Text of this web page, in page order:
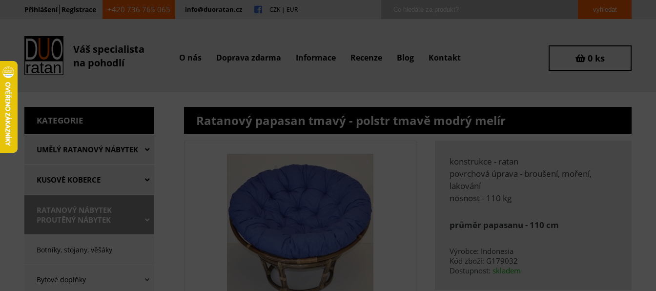
Přihlášení Registrace +420 736 765 065 info@duoratan.cz CZK | EUR
Váš specialista
na pohodlí
O nás Doprava zdarma Informace Recenze Blog Kontakt 0 ks
KATEGORIE
UMĚLÝ RATANOVÝ NÁBYTEK
KUSOVÉ KOBERCE
RATANOVÝ NÁBYTEK
PROUTĚNÝ NÁBYTEK
Botníky, stojany, věšáky
Bytové doplňky
Ratanový papasan tmavý - polstr tmavě modrý melír
konstrukce - ratan
povrchová úprava - broušení, moření,
lakování
nosnost - 110 kg
průměr papasanu - 110 cm
Výrobce: Indonesia
Kód zboží: G179032
Dostupnost: skladem